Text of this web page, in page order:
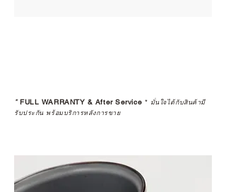
*FULL WARRANTY & After Service * มั่นใจได้กับสินค้ามี
รับประกัน พร้อมบริการหลังการขาย